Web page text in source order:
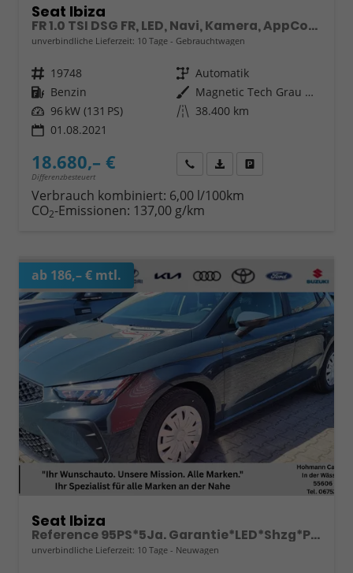
Seat Ibiza
FR 1.0 TSI DSG FR, LED, Navi, Kamera, AppConnect, 17-Zoll
unverbindliche Lieferzeit: 10 Tage Gebrauchtwagen
Fahrzeugnr. 19748 Getriebe Automatik
Kraftstoff Benzin Außenfarbe
Magnetic Tech Grau Metallic
Leistung 96 kW (131 PS) Kilometerstand 38.400 km
01.08.2021
18.680,– €
Differenzbesteuert
Wir rufen Sie anFahrzeugexposé (PDF)
Verbrauch kombiniert: 6,00 l/100km
CO2-Emissionen: 137,00 g/km
ab 186,– € mtl.
Seat Ibiza
Reference 95PS*5Ja. Garantie*LED*Shzg*PDC*Full Link
unverbindliche Lieferzeit: 10 Tage Neuwagen